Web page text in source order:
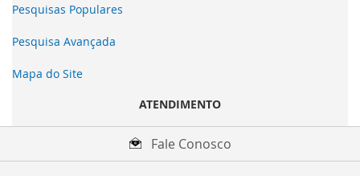
Pesquisas Populares
Pesquisa Avançada
Mapa do Site
ATENDIMENTO
Fale Conosco